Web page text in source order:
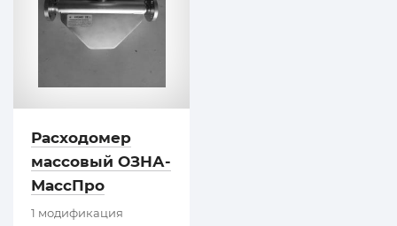
Расходомер
массовый ОЗНА-
МассПро
1 модификация